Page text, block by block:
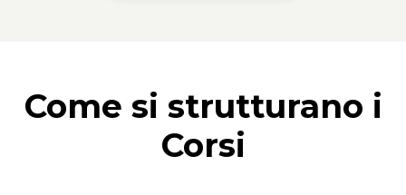
Come si strutturano i
Corsi